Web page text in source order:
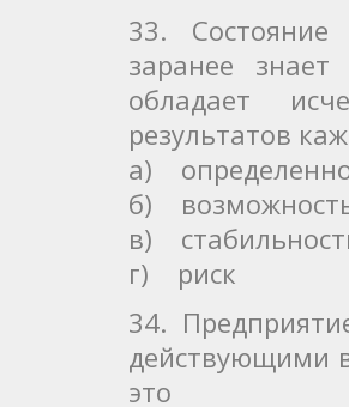
33.
заранее
обладает
результатов
а)
б)
в)
г) риск
34.
действующими
это